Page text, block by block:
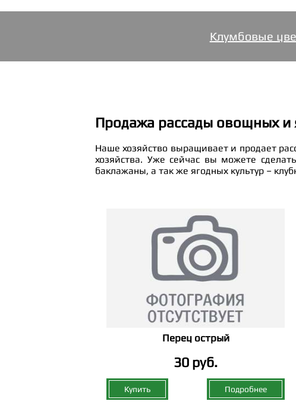
Клумбовые
Продажа рассады овощных и
Наше хозяйство выращивает и продает
хозяйства. Уже сейчас вы можете
баклажаны, а так же ягодных культур –
Перец острый
30 руб.
Купить Подробнее